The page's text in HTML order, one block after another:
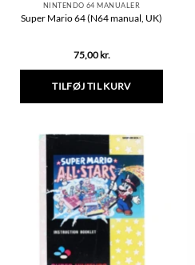
NINTENDO 64 MANUALER
Super Mario 64 (N64 manual, UK)
75,00 kr.
TILFØJ TIL KURV